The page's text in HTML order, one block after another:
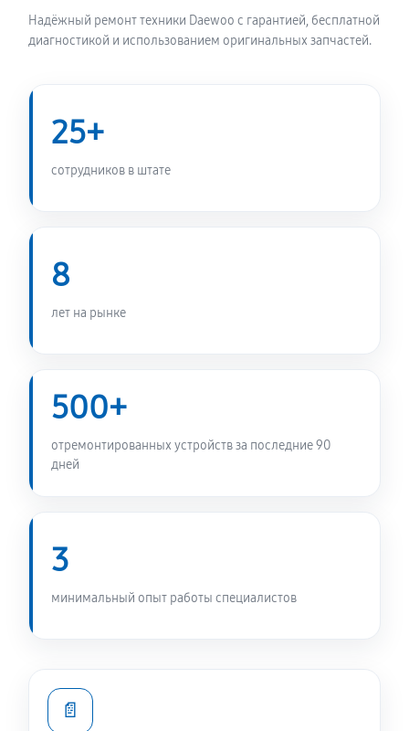
Устранение засора трубопровода
Замена трубопровода холодильника Daewoo FGK-
51EFG
910 руб
Замена нагревателя оттайки
Надёжный ремонт техники Daewoo с гарантией, бесплатной
диагностикой и использованием оригинальных запчастей.
25+
сотрудников в штате
8
лет на рынке
500+
отремонтированных устройств за последние 90
дней
3
минимальный опыт работы специалистов
📄